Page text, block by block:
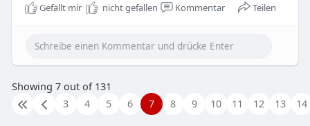
Gefällt mir nicht gefallen Kommentar Teilen
Showing 7 out of 131
3
4 5 6 7 8 9 10 11 12 13 14